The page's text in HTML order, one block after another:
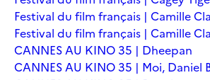
Festival du film français | Camille
Festival du film français | Camille
CANNES AU KINO 35 | Dheepan
CANNES AU KINO 35 | Moi, Daniel